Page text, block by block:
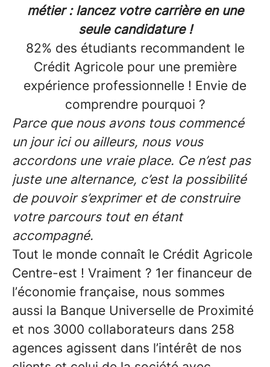
métier : lancez votre carrière en une
seule candidature !
82% des étudiants recommandent le
Crédit Agricole pour une première
expérience professionnelle ! Envie de
comprendre pourquoi ?
Parce que nous avons tous commencé
un jour ici ou ailleurs, nous vous
accordons une vraie place. Ce n’est pas
juste une alternance, c’est la possibilité
de pouvoir s’exprimer et de construire
votre parcours tout en étant
accompagné.
Tout le monde connaît le Crédit Agricole
Centre-est ! Vraiment ? 1er financeur de
l’économie française, nous sommes
aussi la Banque Universelle de Proximité
et nos 3000 collaborateurs dans 258
agences agissent dans l’intérêt de nos